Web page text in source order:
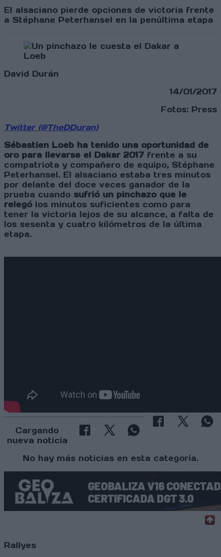
El alsaciano pierde opciones de victoria frente
a Stéphane Peterhansel en la penúltima etapa
David Durán
14/01/2017
Fotos: Press
Twitter (@TheDDuran)
Sébastien Loeb ha tenido una oportunidad de
oro para llevarse el Dakar 2017 frente a su
compatriota y compañero de equipo, Stéphane
Peterhansel. El alsaciano estaba tres minutos
por delante del doce veces ganador de la
prueba cuando sufrió un pinchazo que le
relegó los minutos suficientes como para
tener la victoria lejos de su alcance, a falta de
los sesenta y cuatro kilómetros de la última
etapa.
Cargando
nueva noticia
No hay más noticias en esta categoría.
Rallyes